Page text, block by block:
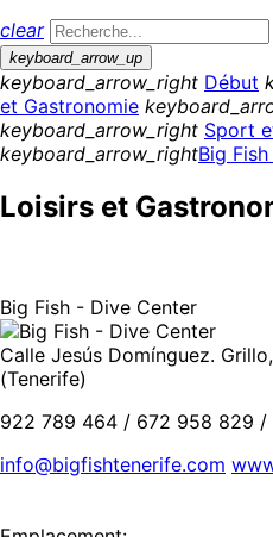
clear
keyboard_arrow_up
keyboard_arrow_right Début
et Gastronomie
keyboard_arrow_right Sport
keyboard_arrow_rightBig
Loisirs et
Big Fish - Dive Center
Calle Jesús Domínguez.
(Tenerife)
922 789 464 / 672 958 829 /
info@bigfishtenerife.com